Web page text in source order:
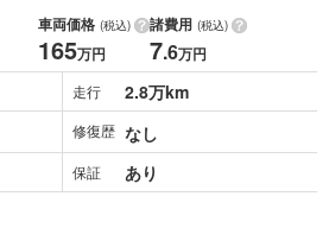
車両価格 (税込)
165万円
諸費用 (税込)
7.6万円
走行 2.8万km
修復歴 なし
保証 あり